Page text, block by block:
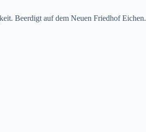
Beerdigt auf dem Neuen Friedhof Eichen.